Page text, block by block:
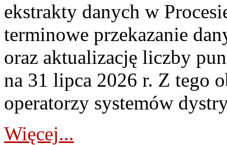
ekstrakty danych w
terminowe przekazanie
oraz aktualizację liczby
na 31 lipca 2026 r. Z tego
operatorzy systemów
Więcej...